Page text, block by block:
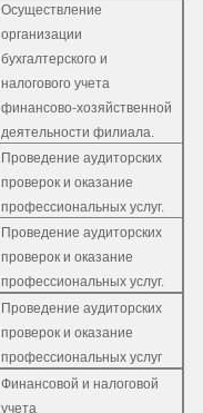
Осуществление
организации
бухгалтерского и
налогового учета
финансово-хозяйственной
деятельности филиала.
Проведение аудиторских
проверок и оказание
профессиональных услуг.
Проведение аудиторских
проверок и оказание
профессиональных услуг.
Проведение аудиторских
проверок и оказание
профессиональных услуг
Финансовой и налоговой
учета